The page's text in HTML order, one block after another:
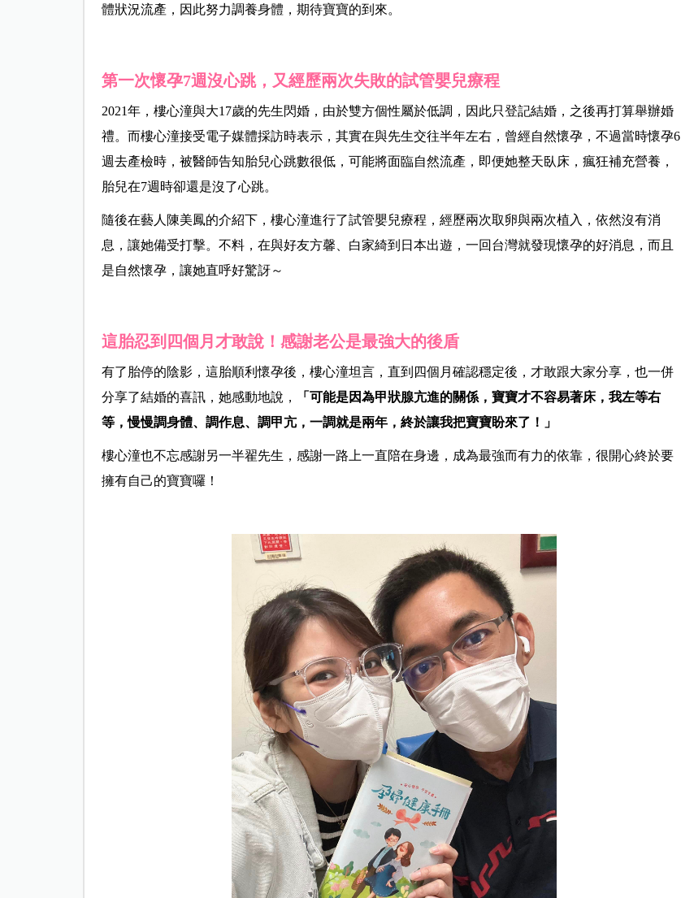
體狀況流產，因此努力調養身體，期待寶寶的到來。
第一次懷孕7週沒心跳，又經歷兩次失敗的試管嬰兒療程
2021年，樓心潼與大17歲的先生閃婚，由於雙方個性屬於低調，因此只登記結婚，之後再打算舉辦婚
禮。而樓心潼接受電子媒體採訪時表示，其實在與先生交往半年左右，曾經自然懷孕，不過當時懷孕6
週去產檢時，被醫師告知胎兒心跳數很低，可能將面臨自然流產，即便她整天臥床，瘋狂補充營養，
胎兒在7週時卻還是沒了心跳。
隨後在藝人陳美鳳的介紹下，樓心潼進行了試管嬰兒療程，經歷兩次取卵與兩次植入，依然沒有消
息，讓她備受打擊。不料，在與好友方馨、白家綺到日本出遊，一回台灣就發現懷孕的好消息，而且
是自然懷孕，讓她直呼好驚訝～
這胎忍到四個月才敢說！感謝老公是最強大的後盾
有了胎停的陰影，這胎順利懷孕後，樓心潼坦言，直到四個月確認穩定後，才敢跟大家分享，也一併
分享了結婚的喜訊，她感動地說，
「可能是因為甲狀腺亢進的關係，寶寶才不容易著床，我左等右
等，慢慢調身體、調作息、調甲亢，一調就是兩年，終於讓我把寶寶盼來了！」
樓心潼也不忘感謝另一半翟先生，感謝一路上一直陪在身邊，成為最強而有力的依靠，很開心終於要
擁有自己的寶寶囉！